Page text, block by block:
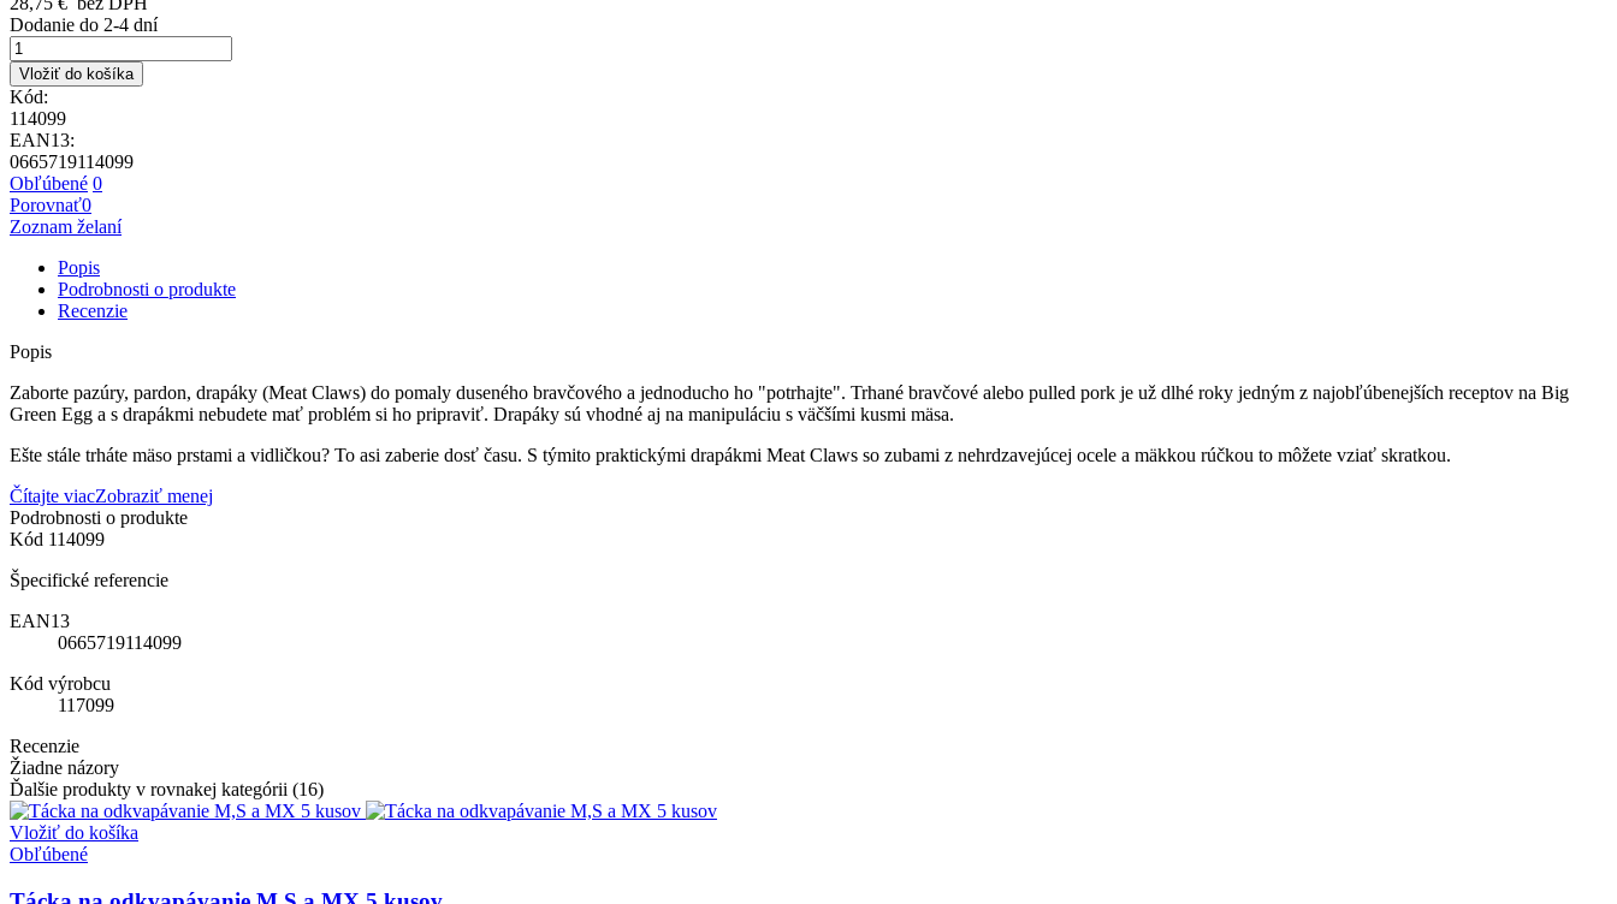
Dodanie do 2-4 dní
Vložiť do košíka
Kód:
114099
EAN13:
0665719114099
Obľúbené 0
Porovnať0
Zoznam želaní
Popis
Podrobnosti o produkte
Recenzie
Popis
Zaborte pazúry, pardon, drapáky (Meat Claws) do pomaly duseného bravčového a jednoducho ho "potrhajte". Trhané bravčové alebo pulled pork je už dlhé roky jedným z najobľúbenejších receptov na Big
Green Egg a s drapákmi nebudete mať problém si ho pripraviť. Drapáky sú vhodné aj na manipuláciu s väčšími kusmi mäsa.
Ešte stále trháte mäso prstami a vidličkou? To asi zaberie dosť času. S týmito praktickými drapákmi Meat Claws so zubami z nehrdzavejúcej ocele a mäkkou rúčkou to môžete vziať skratkou.
Čítajte viacZobraziť menej
Podrobnosti o produkte
Kód 114099
Špecifické referencie
EAN13
0665719114099
Kód výrobcu
117099
Recenzie
Žiadne názory
Ďalšie produkty v rovnakej kategórii (16)
Vložiť do košíka
Obľúbené